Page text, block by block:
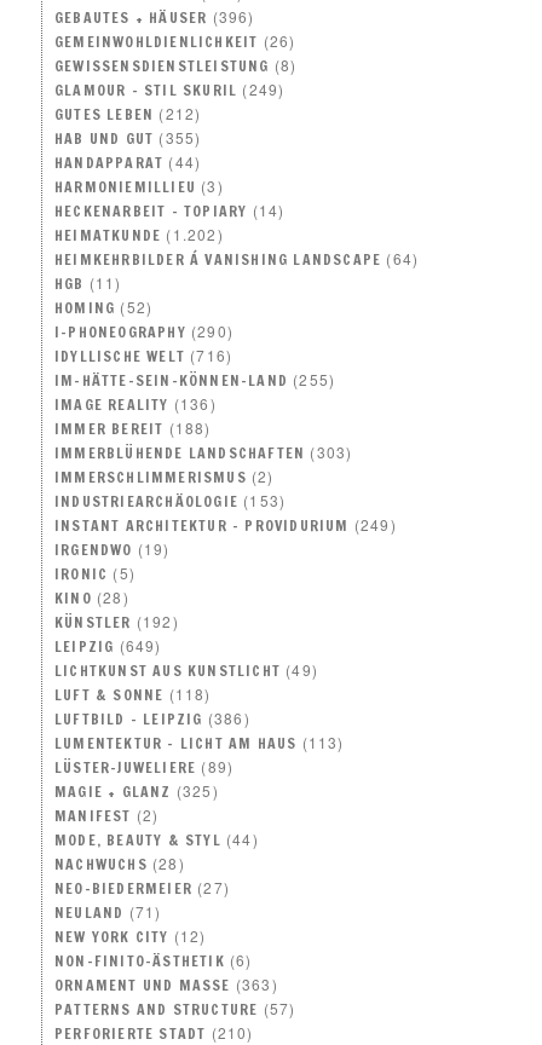
GEBAUTES + HÄUSER (396)
GEMEINWOHLDIENLICHKEIT (26)
GEWISSENSDIENSTLEISTUNG (8)
GLAMOUR – STIL SKURIL (249)
GUTES LEBEN (212)
HAB UND GUT (355)
HANDAPPARAT (44)
HARMONIEMILLIEU (3)
HECKENARBEIT – TOPIARY (14)
HEIMATKUNDE (1.202)
HEIMKEHRBILDER Á VANISHING LANDSCAPE (64)
HGB (11)
HOMING (52)
I-PHONEOGRAPHY (290)
IDYLLISCHE WELT (716)
IM-HÄTTE-SEIN-KÖNNEN-LAND (255)
IMAGE REALITY (136)
IMMER BEREIT (188)
IMMERBLÜHENDE LANDSCHAFTEN (303)
IMMERSCHLIMMERISMUS (2)
INDUSTRIEARCHÄOLOGIE (153)
INSTANT ARCHITEKTUR – PROVIDURIUM (249)
IRGENDWO (19)
IRONIC (5)
KINO (28)
KÜNSTLER (192)
LEIPZIG (649)
LICHTKUNST AUS KUNSTLICHT (49)
LUFT & SONNE (118)
LUFTBILD – LEIPZIG (386)
LUMENTEKTUR – LICHT AM HAUS (113)
LÜSTER-JUWELIERE (89)
MAGIE + GLANZ (325)
MANIFEST (2)
MODE, BEAUTY & STYL (44)
NACHWUCHS (28)
NEO–BIEDERMEIER (27)
NEULAND (71)
NEW YORK CITY (12)
NON-FINITO-ÄSTHETIK (6)
ORNAMENT UND MASSE (363)
PATTERNS AND STRUCTURE (57)
PERFORIERTE STADT (210)